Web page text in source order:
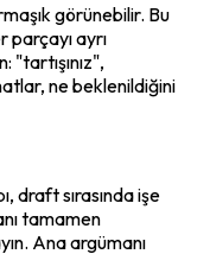
görünebilir. Bu
parçayı ayrı
ne beklenildiğini
draft sırasında işe
tamamen
Ana argümanı